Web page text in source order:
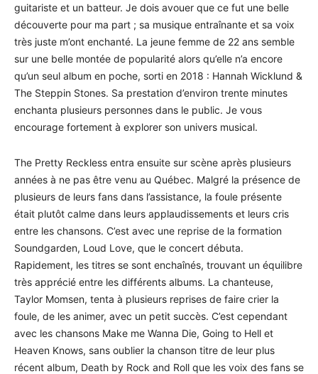
guitariste et un batteur. Je dois avouer que ce fut une belle
découverte pour ma part ; sa musique entraînante et sa voix
très juste m’ont enchanté. La jeune femme de 22 ans semble
sur une belle montée de popularité alors qu’elle n’a encore
qu’un seul album en poche, sorti en 2018 : Hannah Wicklund &
The Steppin Stones. Sa prestation d’environ trente minutes
enchanta plusieurs personnes dans le public. Je vous
encourage fortement à explorer son univers musical.
The Pretty Reckless entra ensuite sur scène après plusieurs
années à ne pas être venu au Québec. Malgré la présence de
plusieurs de leurs fans dans l’assistance, la foule présente
était plutôt calme dans leurs applaudissements et leurs cris
entre les chansons. C’est avec une reprise de la formation
Soundgarden, Loud Love, que le concert débuta.
Rapidement, les titres se sont enchaînés, trouvant un équilibre
très apprécié entre les différents albums. La chanteuse,
Taylor Momsen, tenta à plusieurs reprises de faire crier la
foule, de les animer, avec un petit succès. C’est cependant
avec les chansons Make me Wanna Die, Going to Hell et
Heaven Knows, sans oublier la chanson titre de leur plus
récent album, Death by Rock and Roll que les voix des fans se